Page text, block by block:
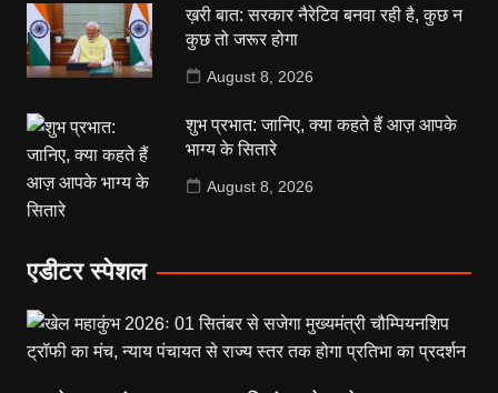
ख़री बात: सरकार नैरेटिव बनवा रही है, कुछ न
कुछ तो जरूर होगा
August 8, 2026
शुभ प्रभात: जानिए, क्या कहते हैं आज़ आपके
भाग्य के सितारे
August 8, 2026
एडीटर स्पेशल